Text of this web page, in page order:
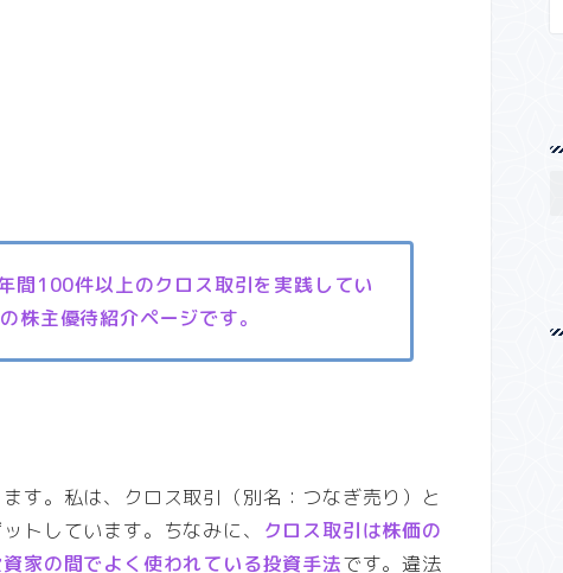
間100件以上のクロス取引を実践してい
株主優待紹介ページです。
す。私は、クロス取引（別名：つなぎ売り）と
トしています。ちなみに、
クロス取引は株価の
家の間でよく使われている投資手法です。違法